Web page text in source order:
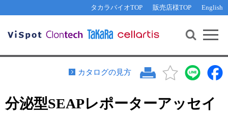
タカラバイオTOP 販売店様TOP English
機能解析・サイレンシング
PCR・等温増幅
その他 ライセンスに関するご相談
遺伝子組換え生物該当製品
研究支援ツール
Cut-Site Navigator 制限酵素切断サイトの検索
In-Fusion Cloning プライマー設計
抗体検索サイト
お問い合わせ WEB会員登録
カタログの見方
分泌型SEAPレポーターアッセイ